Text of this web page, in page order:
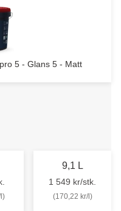
5 - Glans 5 - Matt
9,1 L
1 549 kr/stk.
(170,22 kr/l)